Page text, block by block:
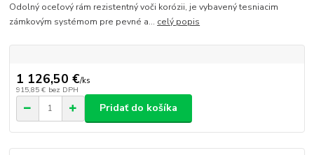
Odolný oceľový rám rezistentný voči korózii, je vybavený tesniacim
zámkovým systémom pre pevné a... celý popis
1 126,50 €/ks
915,85 € bez DPH
Pridať do košíka